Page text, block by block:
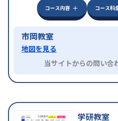
コース内容
コース料
市岡教室
地図を見る
当サイトからの問い合
学研教室